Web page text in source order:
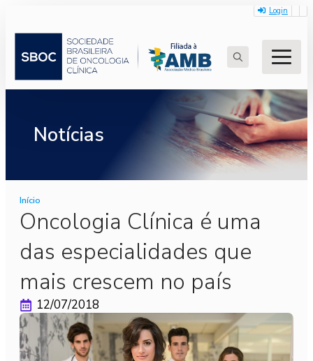
Login
for:
Notícias
Início
Oncologia Clínica é uma
das especialidades que
mais crescem no país
12/07/2018